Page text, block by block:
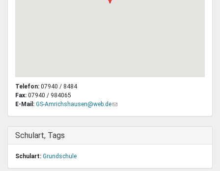
Telefon: 07940 / 8484
Fax: 07940 / 984065
E-Mail: GS-Amrichshausen@web.de(Link
Ausblenden
Schulart, Tags
Schulart: Grundschule